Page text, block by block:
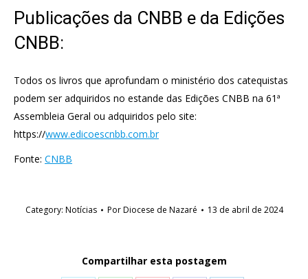
Publicações da CNBB e da Edições
CNBB:
Todos os livros que aprofundam o ministério dos catequistas
podem ser adquiridos no estande das Edições CNBB na 61ª
Assembleia Geral ou adquiridos pelo site:
https://www.edicoescnbb.com.br
Fonte: CNBB
Category: Notícias PorDiocese de Nazaré 13 de abril de 2024
Compartilhar esta postagem